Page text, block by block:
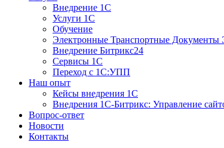
Внедрение 1С
Услуги 1С
Обучение
Электронные Транспортные
Внедрение Битрикс24
Сервисы 1С
Переход с 1С:УПП
Наш опыт
Кейсы внедрения 1С
Внедрения 1С-Битрикс: Управление
Вопрос-ответ
Новости
Контакты